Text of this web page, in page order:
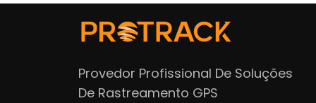
Provedor Profissional De Soluções
De Rastreamento GPS